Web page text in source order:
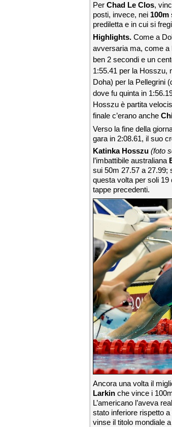
Per Chad Le Clos,
posti, invece, nei
prediletta e in cui si
Highlights. Come a
avversaria ma, come a
ben 2 secondi e un
1:55.41 per la Hosszu,
Doha) per la Pellegrini
dove fu quinta in
Hosszu è partita
finale c’erano anche
Verso la fine della
gara in 2:08.61, il suo
Katinka Hosszu (foto
l’imbattibile australiana
sui 50m 27.57 a 27.99;
questa volta per soli
tappe precedenti.
Ancora una volta il
Larkin che vince i
L’americano l’aveva
stato inferiore rispetto
vinse il titolo mondiale